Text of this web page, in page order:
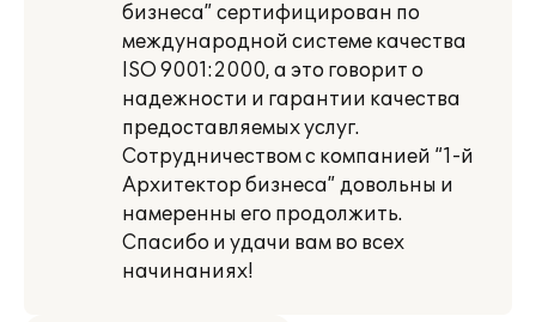
бизнеса” сертифицирован по
международной системе качества
ISO 9001:2000, а это говорит о
надежности и гарантии качества
предоставляемых услуг.
Сотрудничеством с компанией “1-й
Архитектор бизнеса” довольны и
намеренны его продолжить.
Спасибо и удачи вам во всех
начинаниях!